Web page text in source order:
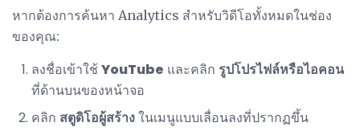
หากต้องการค้นหา Analytics สำหรับวิดีโอทั้งหมดในช่อง
ของคุณ:
ลงชื่อเข้าใช้YouTube และคลิก รูปโปรไฟล์หรือไอคอน
ที่ด้านบนของหน้าจอ
คลิก สตูดิโอผู้สร้างในเมนูแบบเลื่อนลงที่ปรากฏขึ้น